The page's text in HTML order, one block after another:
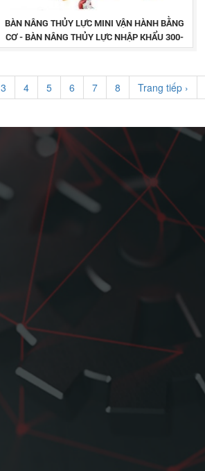
BÀN NÂNG THỦY LỰC MINI VẬN HÀNH BẰNG
CƠ - BÀN NÂNG THỦY LỰC NHẬP KHẨU 300-
500-1000KG
3 4 5 6 7 8 Trang tiếp ›